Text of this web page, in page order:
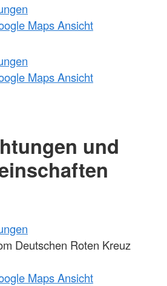
Maps Ansicht
Maps Ansicht
und
Deutschen Roten Kreuz
Maps Ansicht